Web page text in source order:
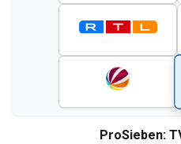
ProSieben: